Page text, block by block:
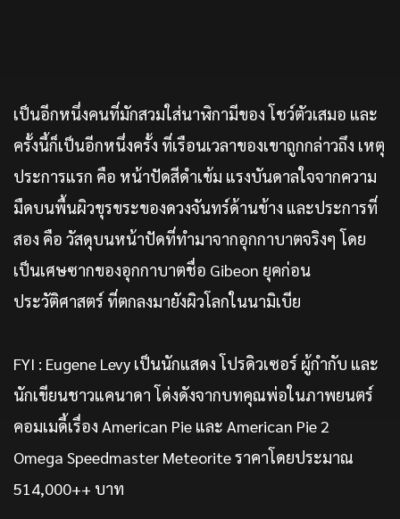
เป็นอีกหนึ่งคนที่มักสวมใส่นาฬิกามีของ โชว์ตัวเสมอ และ
ครั้งนี้ก็เป็นอีกหนึ่งครั้ง ที่เรือนเวลาของเขาถูกกล่าวถึง เหตุ
ประการแรก คือ หน้าปัดสีดำเข้ม แรงบันดาลใจจากความ
มืดบนพื้นผิวขุรขระของดวงจันทร์ด้านข้าง และประการที่
สอง คือ วัสดุบนหน้าปัดที่ทำมาจากอุกกาบาตจริงๆ โดย
เป็นเศษซากของอุกกาบาตชื่อ Gibeon ยุคก่อน
ประวัติศาสตร์ ที่ตกลงมายังผิวโลกในนามิเบีย
FYI : Eugene Levy เป็นนักแสดง โปรดิวเซอร์ ผู้กำกับ และ
นักเขียนชาวแคนาดา โด่งดังจากบทคุณพ่อในภาพยนตร์
คอมเมดี้เรื่อง American Pie และ American Pie 2
Omega Speedmaster Meteorite ราคาโดยประมาณ
514,000++ บาท